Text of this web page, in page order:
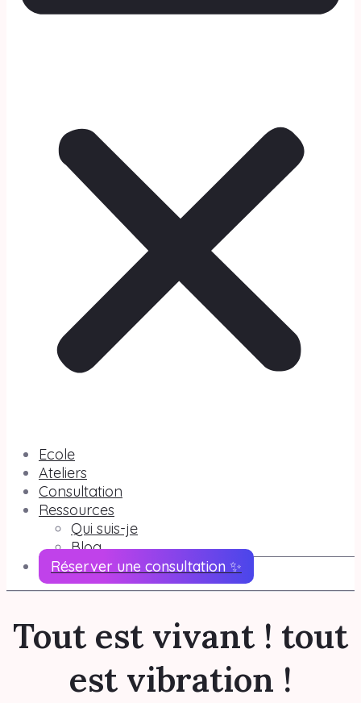
Ecole
Ateliers
Consultation
Ressources
Qui suis-je
Blog
Réserver une consultation ✨
Tout est vivant ! tout
est vibration !